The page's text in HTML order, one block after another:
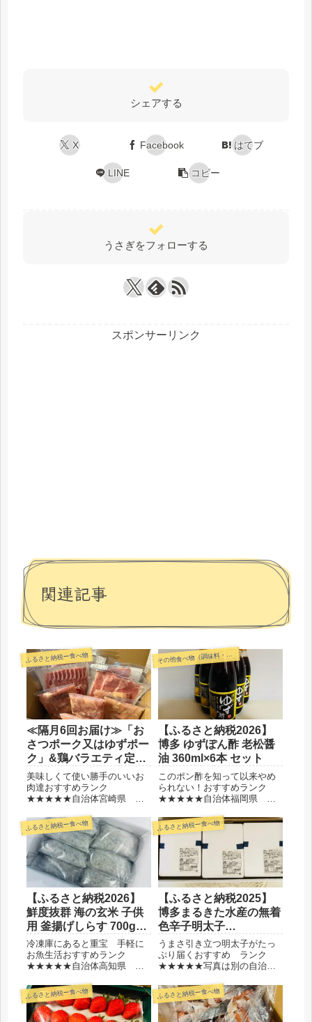
シェアする
X Facebook はてブ
LINE コピー
うさぎをフォローする
スポンサーリンク
関連記事
ふるさと納税ー食べ物
≪隔月6回お届け≫「お
さつポーク又はゆずポー
ク」&鶏バラエティ定期
便 ¥108,000
美味しくて使い勝手のいいお
肉達おすすめランク
★★★★★自治体宮崎県 都
品 大容量だけど真空パック
で１つ１つは薄い選んだ理由
宮崎県都城市のお肉は美味し
いから真空パックで嵩張らな
いから◆レビューお肉の定期
便、豚肉...
そ の他食べ物（調味料・嗜好品・他）
【ふるさと納税2026】
博多 ゆずぽん酢 老松醤
油 360ml×6本 セット
このポン酢を知って以来やめ
られない！おすすめランク
★★★★★自治体福岡県 朝
考価格公式サイト360ml 530円
(税込572円) 選んだ理由この
ポン酢が大好きだから◆レビ
ュー以前スーパーで見かけて
購入して以来...
ふるさと納税ー食べ物
【ふるさと納税2026】
鮮度抜群 海の玄米 子供
用 釜揚げしらす 700g
¥11,000
冷凍庫にあると重宝 手軽に
お魚生活おすすめランク
★★★★★自治体高知県 須
品 小分けで嵩張らない消費
期限冷凍で30日(解凍後は冷蔵
で4日)選んだ理由小分けで使
ふるさと納税ー食べ物
【ふるさと納税2025】
博多まるきた水産の無着
色辛子明太子
1.5kg（500g×3
個） ¥11,500
うまさ引き立つ明太子がたっ
ぷり届くおすすめ ランク
★★★★★写真は別の自治体
垣町金額11,500円保管冷凍庫
結構スペースが必要選んだ理
由「あごおとし」だから大容
ふるさと納税ー食べ物 ふるさと納税ー食べ物